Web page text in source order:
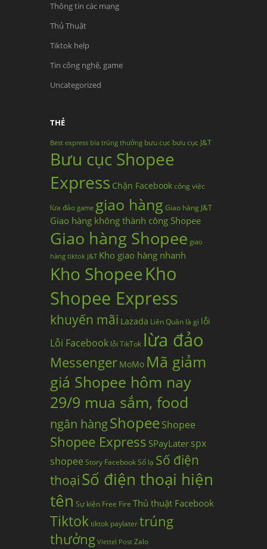
Thông tin các mạng
Thủ Thuật
Tiktok help
Tin công nghệ, game
Uncategorized
THẺ
Best express bia trúng thưởng bưu cục bưu cục J&T
Bưu cục Shopee
Express Chặn Facebookcông việc
lừa đảo game giao hàng Giao hàng J&T
Giao hàng không thành công Shopee
Giao hàng Shopee giao
hàng tiktok J&T Kho giao hàng nhanh
Kho ShopeeKho
Shopee Express
khuyến mãi Lazada Liên Quân là gì lỗi
Lỗi Facebook lỗi TikTok lừa đảo
Messenger MoMo Mã giảm
giá Shopee hôm nay
29/9 mua sắm, food
ngân hàngShopeeShopee
Shopee Express SPayLater spx
shopee Story FacebookSố lạ Số điện
thoạiSố điện thoại hiện
tên Sự kiện Free Fire Thủ thuật Facebook
Tiktoktiktok paylatertrúng
thưởng Viettel Post Zalo